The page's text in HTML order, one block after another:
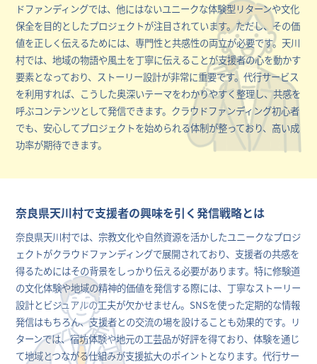
ドファンディングでは、他にはないユニークな体験型リターンや文化
保全を目的としたプロジェクトが注目されています。ただし、その価
値を正しく伝えるためには、専門性と共感性の両立が必要です。天川
村では、地域の物語や風土を丁寧に伝えることが支援者の心を動かす
要素となっており、ストーリー設計が非常に重要です。代行サービス
を利用すれば、こうした奥深いテーマをわかりやすく整理し、共感を
呼ぶコンテンツとして発信できます。クラウドファンディング初心者
でも、安心してプロジェクトを始められる体制が整っており、高い成
功率が期待できます。
奈良県天川村で支援者の興味を引く発信戦略とは
奈良県天川村では、宗教文化や自然資源を活かしたユニークなプロジ
ェクトがクラウドファンディングで展開されており、支援者の共感を
得るためにはその背景をしっかり伝える必要があります。特に修験道
の文化体験や地域の精神的価値を発信する際には、丁寧なストーリー
設計とビジュアルの工夫が欠かせません。SNSを使った定期的な情報
発信はもちろん、支援者との交流の場を設けることも効果的です。リ
ターンでは、宿坊体験や地元の工芸品が好評を得ており、体験を通じ
て地域とつながる仕組みが支援拡大のポイントとなります。代行サー